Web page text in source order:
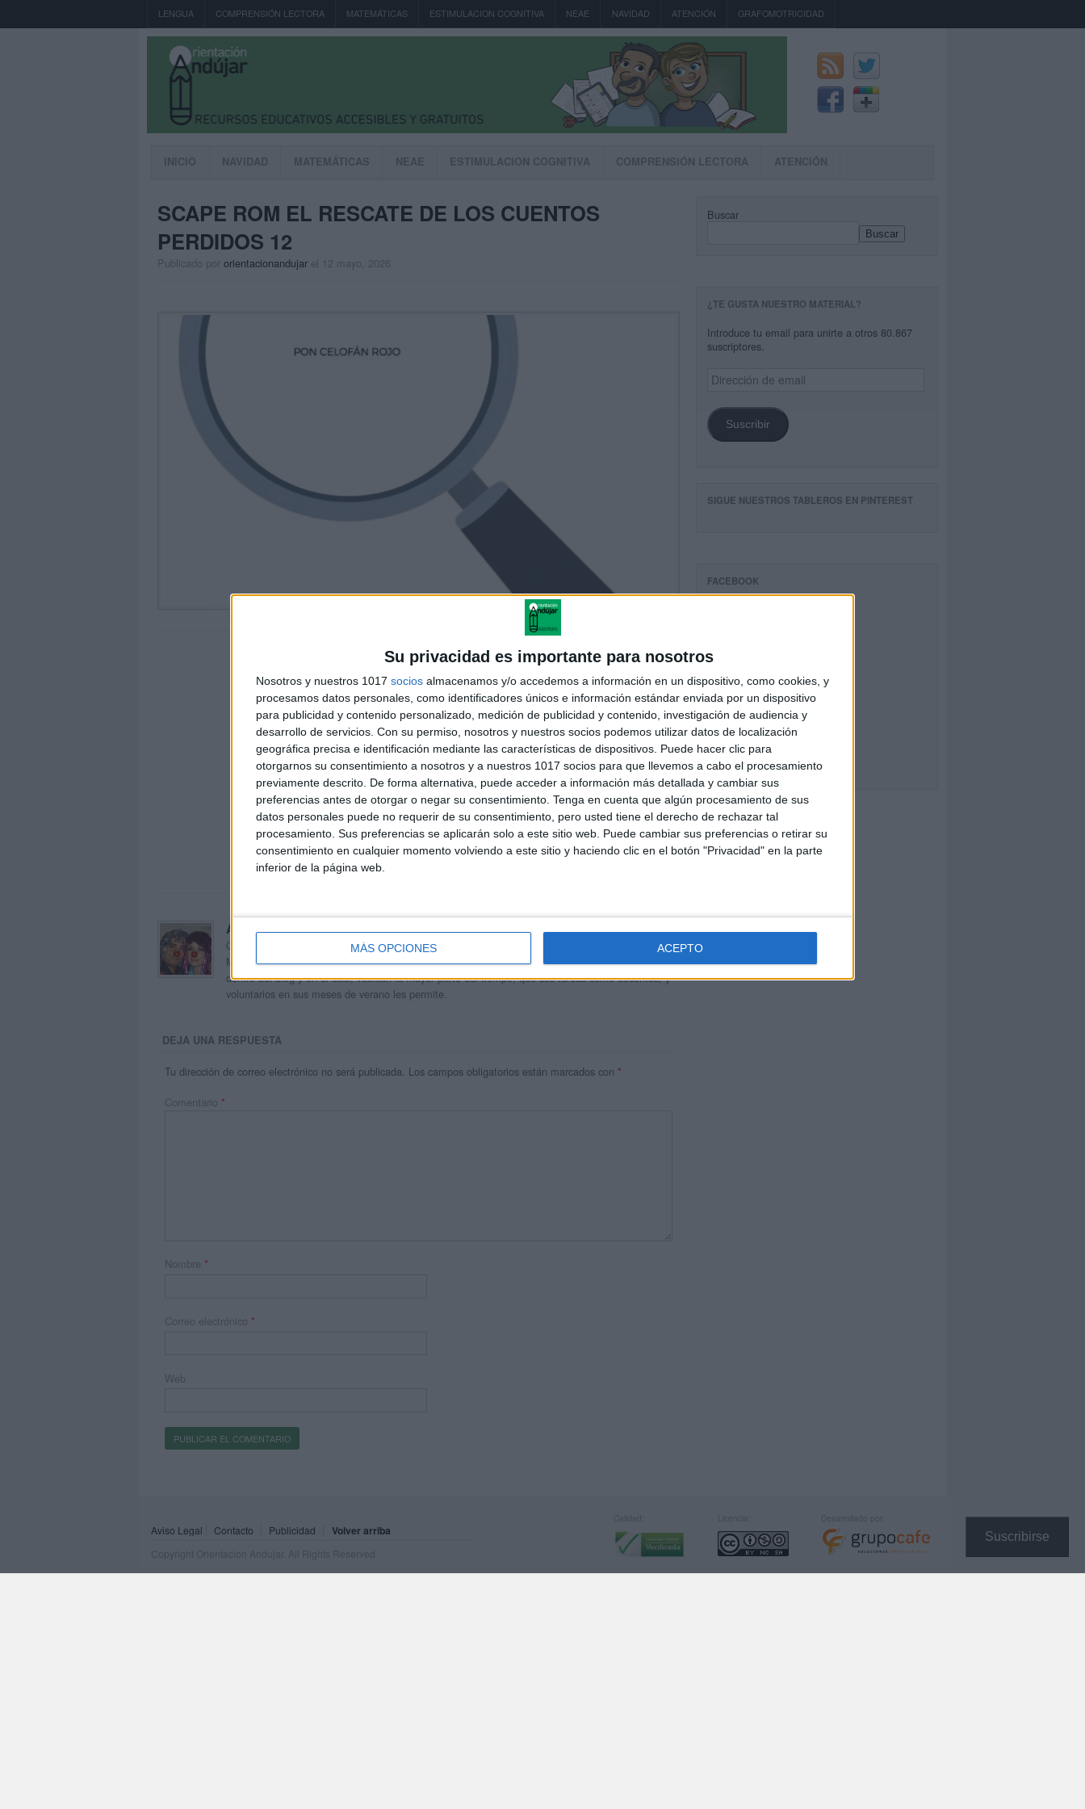
Su privacidad es importante para nosotros
Nosotros y nuestros 1017 socios almacenamos y/o accedemos a información en un dispositivo, como cookies, y
procesamos datos personales, como identificadores únicos e información estándar enviada por un dispositivo
para publicidad y contenido personalizado, medición de publicidad y contenido, investigación de audiencia y
desarrollo de servicios. Con su permiso, nosotros y nuestros socios podemos utilizar datos de localización
geográfica precisa e identificación mediante las características de dispositivos. Puede hacer clic para
otorgarnos su consentimiento a nosotros y a nuestros 1017 socios para que llevemos a cabo el procesamiento
previamente descrito. De forma alternativa, puede acceder a información más detallada y cambiar sus
preferencias antes de otorgar o negar su consentimiento. Tenga en cuenta que algún procesamiento de sus
datos personales puede no requerir de su consentimiento, pero usted tiene el derecho de rechazar tal
procesamiento. Sus preferencias se aplicarán solo a este sitio web. Puede cambiar sus preferencias o retirar su
consentimiento en cualquier momento volviendo a este sitio y haciendo clic en el botón "Privacidad" en la parte
inferior de la página web.
MÁS OPCIONES ACEPTO
Suscribirse
LENGUA COMPRENSIÓN LECTORA MATEMÁTICAS ESTIMULACION COGNITIVA NEAE NAVIDAD ATENCIÓN GRAFOMOTRICIDAD
INICIO NAVIDAD MATEMÁTICAS NEAE ESTIMULACION COGNITIVA COMPRENSIÓN LECTORA ATENCIÓN
SCAPE ROM EL RESCATE DE LOS CUENTOS
PERDIDOS 12
Publicado por orientacionandujar el 12 mayo, 2026
Acerca de orientacionandujar
Orientación Andújar no es solo un blog, es la apuesta personal de dos profesores Ginés y
Maribel, que además de ser pareja, son los encargados de los contenidos que encontramos
dentro del blog y en el cual, vuelcan la mayor parte del tiempo, que sus tareas como docentes, y
voluntarios en sus meses de verano les permite.
DEJA UNA RESPUESTA
Tu dirección de correo electrónico no será publicada. Los campos obligatorios están marcados con *
Comentario *
Nombre *
Correo electrónico *
Web
Buscar
Buscar
¿TE GUSTA NUESTRO MATERIAL?
Introduce tu email para unirte a otros 80.867
suscriptores.
Dirección
de
Suscribir
SIGUE NUESTROS TABLEROS EN PINTEREST
FACEBOOK
Aviso Legal Contacto Publicidad Volver arriba